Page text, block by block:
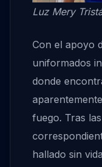
Luz Mery
Con el apoyo
uniformados
donde
fuego. Tras
hallado sin